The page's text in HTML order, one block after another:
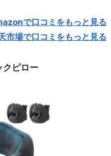
で口コミをもっと見る
市場で口コミをもっと見る
クピロー